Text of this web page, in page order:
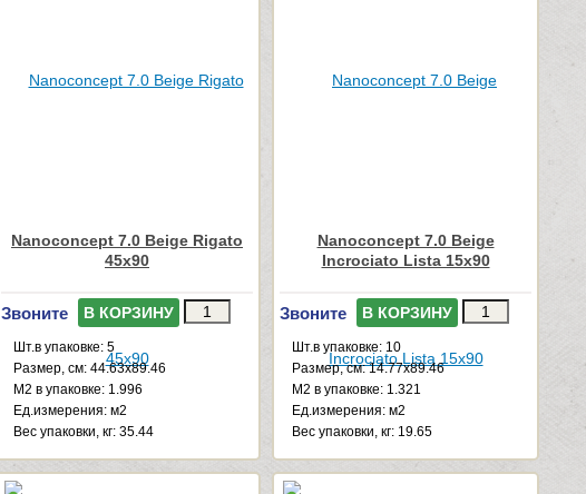
Nanoconcept 7.0 Beige Rigato
45x90
Звоните В КОРЗИНУ
Шт.в упаковке: 5
Размер, см: 44.63x89.46
М2 в упаковке: 1.996
Ед.измерения: м2
Веc упаковки, кг: 35.44
Nanoconcept 7.0 Beige
Incrociato Lista 15x90
Звоните В КОРЗИНУ
Шт.в упаковке: 10
Размер, см: 14.77x89.46
М2 в упаковке: 1.321
Ед.измерения: м2
Веc упаковки, кг: 19.65